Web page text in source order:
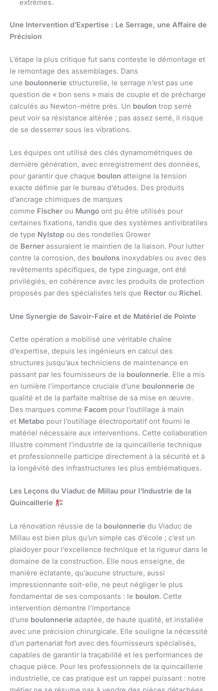
extrêmes.
Une Intervention d’Expertise : Le Serrage, une Affaire de
Précision
L’étape la plus critique fut sans conteste le démontage et
le remontage des assemblages. Dans
une boulonnerie structurelle, le serrage n’est pas une
question de « bon sens » mais de couple et de précharge
calculés au Newton-mètre près. Un boulon trop serré
peut voir sa résistance altérée ; pas assez serré, il risque
de se desserrer sous les vibrations.
Les équipes ont utilisé des clés dynamométriques de
dernière génération, avec enregistrement des données,
pour garantir que chaque boulon atteigne la tension
exacte définie par le bureau d’études. Des produits
d’ancrage chimiques de marques
comme Fischer ou Mungo ont pu être utilisés pour
certaines fixations, tandis que des systèmes antivibratiles
de type Nylstop ou des rondelles Grower
de Berner assuraient le maintien de la liaison. Pour lutter
contre la corrosion, des boulons inoxydables ou avec des
revêtements spécifiques, de type zinguage, ont été
privilégiés, en cohérence avec les produits de protection
proposés par des spécialistes tels que Rector ou Richel.
Une Synergie de Savoir-Faire et de Matériel de Pointe
Cette opération a mobilisé une véritable chaîne
d’expertise, depuis les ingénieurs en calcul des
structures jusqu’aux techniciens de maintenance en
passant par les fournisseurs de la boulonnerie. Elle a mis
en lumière l’importance cruciale d’une boulonnerie de
qualité et de la parfaite maîtrise de sa mise en œuvre.
Des marques comme Facom pour l’outillage à main
et Metabo pour l’outillage électroportatif ont fourni le
matériel nécessaire aux interventions. Cette collaboration
illustre comment l’industrie de la quincaillerie technique
et professionnelle participe directement à la sécurité et à
la longévité des infrastructures les plus emblématiques.
Les Leçons du Viaduc de Millau pour l’Industrie de la
Quincaillerie
La rénovation réussie de la boulonnerie du Viaduc de
Millau est bien plus qu’un simple cas d’école ; c’est un
plaidoyer pour l’excellence technique et la rigueur dans le
domaine de la construction. Elle nous enseigne, de
manière éclatante, qu’aucune structure, aussi
impressionnante soit-elle, ne peut négliger le plus
fondamental de ses composants : le boulon. Cette
intervention démontre l’importance
d’une boulonnerie adaptée, de haute qualité, et installée
avec une précision chirurgicale. Elle souligne la nécessité
d’un partenariat fort avec des fournisseurs spécialisés,
capables de garantir la traçabilité et les performances de
chaque pièce. Pour les professionnels de la quincaillerie
industrielle, ce cas pratique est un rappel puissant : notre